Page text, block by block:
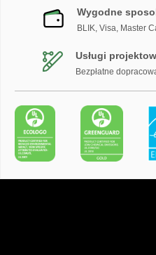
Wygodne
BLIK, Visa, Master
Usługi
Bezpłatne